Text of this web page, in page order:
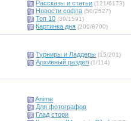
Рассказы и статьи (121/6173)
Новости софта (50/2527)
Топ 10 (39/1591)
Картинка дня (209/8700)
Турниры и Ладдеры (15/201)
Архивный раздел (1/114)
Anime
Для фотографов
Глад стори